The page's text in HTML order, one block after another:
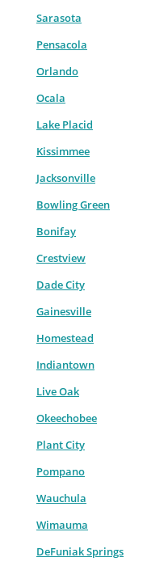
Sarasota
Pensacola
Orlando
Ocala
Lake Placid
Kissimmee
Jacksonville
Bowling Green
Bonifay
Crestview
Dade City
Gainesville
Homestead
Indiantown
Live Oak
Okeechobee
Plant City
Pompano
Wauchula
Wimauma
DeFuniak Springs